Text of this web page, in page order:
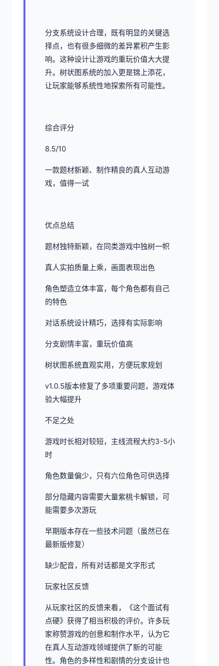
分支系统设计合理，既有明显的关键选
择点，也有很多细微的差异累积产生影
响。这种设计让游戏的重玩价值大大提
升。树状图系统的加入更是锦上添花，
让玩家能够系统性地探索所有可能性。
综合评分
8.5/10
一款题材新颖、制作精良的真人互动游
戏，值得一试
优点总结
题材独特新颖，在同类游戏中独树一帜
真人实拍质量上乘，画面表现出色
角色塑造立体丰富，每个角色都有自己
的特色
对话系统设计精巧，选择有实际影响
分支剧情丰富，重玩价值高
树状图系统直观实用，方便玩家规划
v1.0.5版本修复了多项重要问题，游戏体
验大幅提升
不足之处
游戏时长相对较短，主线流程大约3-5小
时
角色数量偏少，只有六位角色可供选择
部分隐藏内容需要大量紫桃卡解锁，可
能需要多次游玩
早期版本存在一些技术问题（虽然已在
最新版修复）
缺少配音，所有对话都是文字形式
玩家社区反馈
从玩家社区的反馈来看，《这个面试有
点硬》获得了相当积极的评价。许多玩
家称赞游戏的创意和制作水平，认为它
在真人互动游戏领域提供了新的可能
性。角色的多样性和剧情的分支设计也